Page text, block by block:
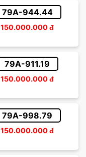
79A-944.44
150.000.000 đ
79A-911.19
150.000.000 đ
79A-998.79
150.000.000 đ